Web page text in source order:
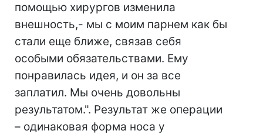
помощью хирургов изменила
внешность,- мы с моим парнем как бы
стали еще ближе, связав себя
особыми обязательствами. Ему
понравилась идея, и он за все
заплатил. Мы очень довольны
результатом.". Результат же операции
– одинаковая форма носа у